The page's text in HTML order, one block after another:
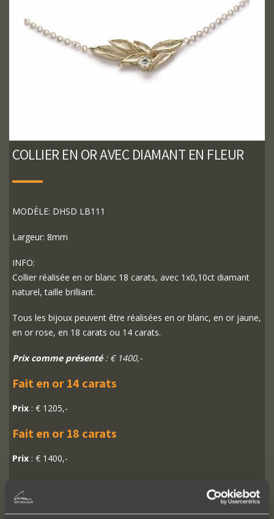
COLLIER EN OR AVEC DIAMANT EN FLEUR
MODÈLE: DHSD LB111
Largeur: 8mm
INFO:
Collier réalisée en or blanc 18 carats, avec 1x0,10ct diamant
naturel, taille brilliant.
Tous les bijoux peuvent être réalisées en or blanc, en or jaune,
en or rose, en 18 carats ou 14 carats.
Prix comme présenté: € 1400,-
Fait en or 14 carats
Prix : € 1205,-
Fait en or 18 carats
Prix : € 1400,-
PLUS D'INFO